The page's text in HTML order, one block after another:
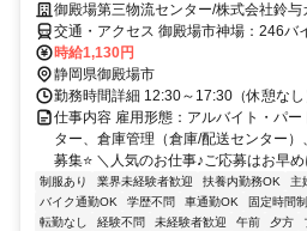
御殿場第三物流センター/株式会社鈴与
交通・アクセス 御殿場市神場：246バ
方面からも通勤便利です JR御殿場線
殿場線 富士岡駅から車で８分
時給1,130円
静岡県御殿場市
勤務時間詳細 12:30～17:30（休憩な
仕事内容 雇用形態：アルバイト・パ
ター、倉庫管理（倉庫/配送センター）
募集⭐ ＼人気のお仕事♪ご応募はお早
制服あり 業界未経験者歓迎 扶養内勤務OK 主
バイク通勤OK
学歴不問 車通勤OK 固定時間制
転勤なし
経験不問 未経験者歓迎 午前 夕方